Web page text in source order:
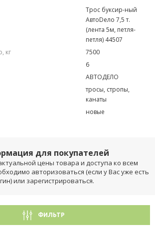
Трос буксир-ный
АвтоDело 7,5 т.
(лента 5м, петля-
петля) 44507
кг
7500
6
АВТОДЕЛО
тросы, стропы,
канаты
новые
для покупателей
цены товара и доступа ко всем
авторизоваться (если у Вас уже есть
или зарегистрироваться.
ФИЛЬТР